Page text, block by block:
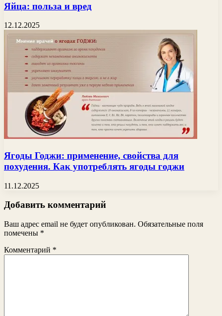
Яйца: польза и вред
12.12.2025
Ягоды Годжи: применение, свойства для
похудения. Как употреблять ягоды годжи
11.12.2025
Добавить комментарий
Ваш адрес email не будет опубликован. Обязательные поля
помечены *
Комментарий *